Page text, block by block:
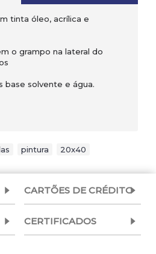
tinta óleo, acrílica e
o grampo na lateral do
base solvente e água.
pintura 20x40
CARTÕES DE CRÉDITO
CERTIFICADOS